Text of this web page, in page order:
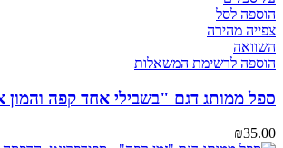
הוספה לסל
צפייה מהירה
השוואה
הוספה לרשימת המשאלות
ספל ממותג דגם "בשבילי אחד קפה
₪35.00